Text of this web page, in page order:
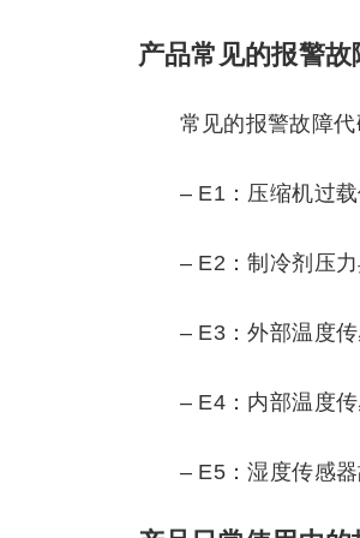
产品常见的报警
常见的报警故障代
– E1：压缩机过载
– E2：制冷剂压力
– E3：外部温度传
– E4：内部温度传
– E5：湿度传感器